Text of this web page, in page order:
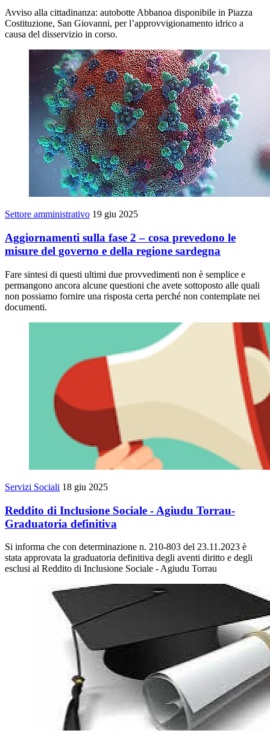
Avviso alla cittadinanza: autobotte Abbanoa disponibile in Piazza
Costituzione, San Giovanni, per l’approvvigionamento idrico a
causa del disservizio in corso.
Settore amministrativo 19 giu 2025
Aggiornamenti sulla fase 2 – cosa prevedono le
misure del governo e della regione sardegna
Fare sintesi di questi ultimi due provvedimenti non è semplice e
permangono ancora alcune questioni che avete sottoposto alle quali
non possiamo fornire una risposta certa perché non contemplate nei
documenti.
Servizi Sociali 18 giu 2025
Reddito di Inclusione Sociale - Agiudu Torrau-
Graduatoria definitiva
Si informa che con determinazione n. 210-803 del 23.11.2023 è
stata approvata la graduatoria definitiva degli aventi diritto e degli
esclusi al Reddito di Inclusione Sociale - Agiudu Torrau